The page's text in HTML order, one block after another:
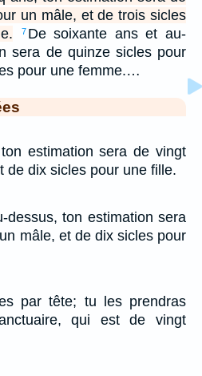
un mâle, et de trois sicles
7 De soixante ans et au-
sera de quinze sicles pour
pour une femme.…
estimation sera de vingt
de dix sicles pour une fille.
dessus, ton estimation sera
mâle, et de dix sicles pour
par tête; tu les prendras
qui est de vingt